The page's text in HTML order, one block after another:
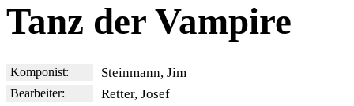
Tanz der Vampire
Komponist: Steinmann, Jim
Bearbeiter: Retter, Josef